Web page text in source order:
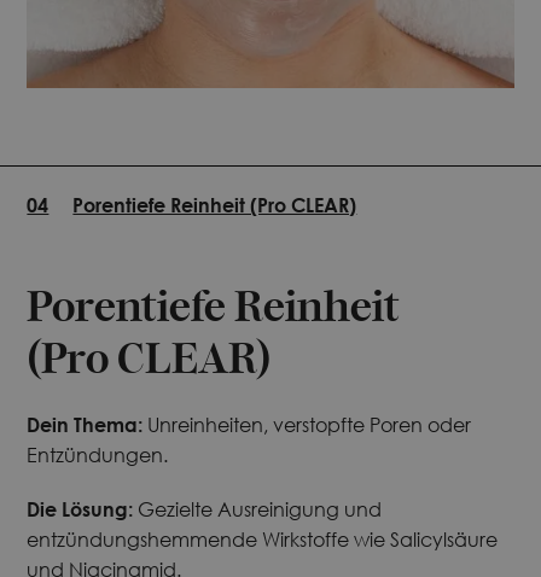
04 Porentiefe Reinheit (Pro CLEAR)
Porentiefe Reinheit
(Pro CLEAR)
Dein Thema: Unreinheiten, verstopfte Poren oder
Entzündungen.
Die Lösung: Gezielte Ausreinigung und
entzündungshemmende Wirkstoffe wie Salicylsäure
und Niacinamid.